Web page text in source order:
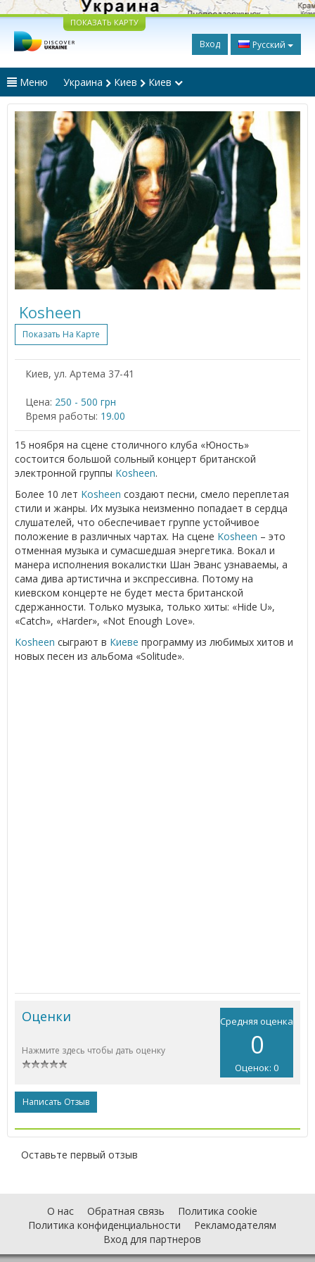
ПОКАЗАТЬ КАРТУ
Вход Русский
Меню Украина Киев Киев
Kosheen
Показать На Карте
Киев, ул. Артема 37-41
Цена: 250 - 500 грн
Время работы: 19.00
15 ноября на сцене столичного клуба «Юность»
состоится большой сольный концерт британской
электронной группы Kosheen.
Более 10 лет Kosheen создают песни, смело переплетая
стили и жанры. Их музыка неизменно попадает в сердца
слушателей, что обеспечивает группе устойчивое
положение в различных чартах. На сцене Kosheen – это
отменная музыка и сумасшедшая энергетика. Вокал и
манера исполнения вокалистки Шан Эванс узнаваемы, а
сама дива артистична и экспрессивна. Потому на
киевском концерте не будет места британской
сдержанности. Только музыка, только хиты: «Hide U»,
«Catch», «Harder», «Not Enough Love».
Kosheen сыграют в Киеве программу из любимых хитов и
новых песен из альбома «Solitude».
Средняя оценка
0
Оценок: 0
Оценки
Нажмите здесь чтобы дать оценку
Написать Отзыв
Оставьте первый отзыв
О нас Обратная связь
Политика cookie
Политика конфиденциальности
Рекламодателям
Вход для партнеров